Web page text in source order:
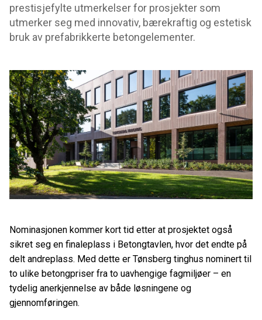
prestisjefylte utmerkelser for prosjekter som
utmerker seg med innovativ, bærekraftig og estetisk
bruk av prefabrikkerte betongelementer.
Nominasjonen kommer kort tid etter at prosjektet også
sikret seg en finaleplass i Betongtavlen, hvor det endte på
delt andreplass. Med dette er Tønsberg tinghus nominert til
to ulike betongpriser fra to uavhengige fagmiljøer – en
tydelig anerkjennelse av både løsningene og
gjennomføringen.